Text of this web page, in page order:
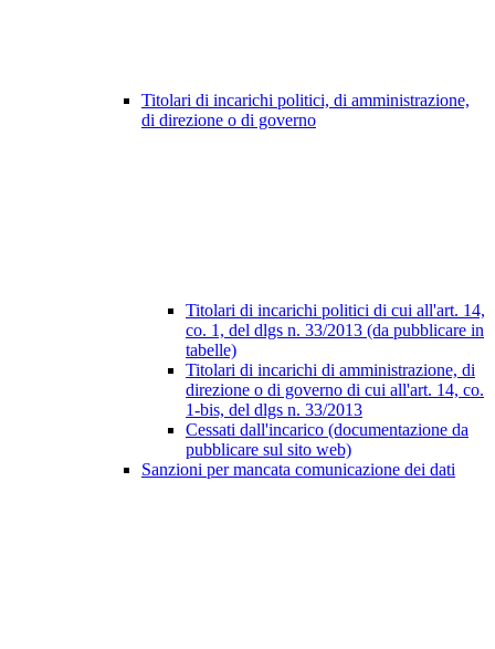
Titolari di incarichi politici, di amministrazione,
di direzione o di governo
Titolari di incarichi politici di cui all'art. 14,
co. 1, del dlgs n. 33/2013 (da pubblicare in
tabelle)
Titolari di incarichi di amministrazione, di
direzione o di governo di cui all'art. 14, co.
1-bis, del dlgs n. 33/2013
Cessati dall'incarico (documentazione da
pubblicare sul sito web)
Sanzioni per mancata comunicazione dei dati